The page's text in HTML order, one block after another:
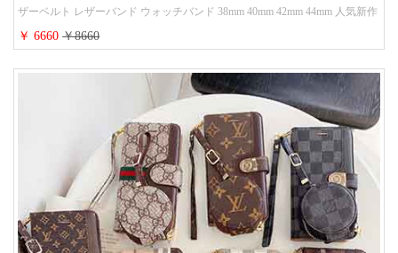
ザーベルト レザーバンド ウォッチバンド 38mm 40mm 42mm 44mm 人気新作
￥ 6660￥8660